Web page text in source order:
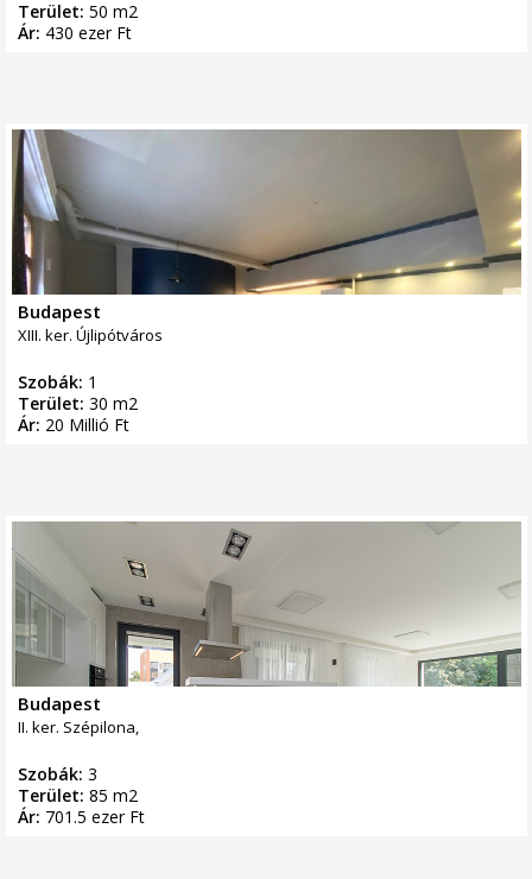
Terület: 50 m2
Ár: 430 ezer Ft
Budapest
XIII. ker. Újlipótváros
Szobák: 1
Terület: 30 m2
Ár: 20 Millió Ft
Budapest
II. ker. Szépilona,
Szobák: 3
Terület: 85 m2
Ár: 701.5 ezer Ft